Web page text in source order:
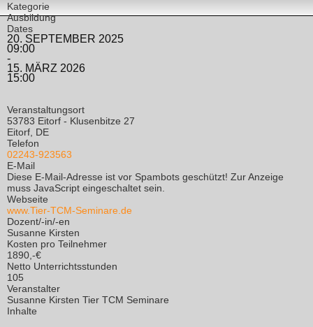
Kategorie
Ausbildung
Dates
20. SEPTEMBER 2025
09:00
-
15. MÄRZ 2026
15:00
Veranstaltungsort
53783 Eitorf - Klusenbitze 27
Eitorf, DE
Telefon
02243-923563
E-Mail
Diese E-Mail-Adresse ist vor Spambots geschützt! Zur Anzeige
muss JavaScript eingeschaltet sein.
Webseite
www.Tier-TCM-Seminare.de
Dozent/-in/-en
Susanne Kirsten
Kosten pro Teilnehmer
1890,-€
Netto Unterrichtsstunden
105
Veranstalter
Susanne Kirsten Tier TCM Seminare
Inhalte